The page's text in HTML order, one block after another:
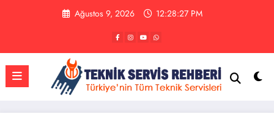
Ağustos 9, 2026 12:28:27 PM